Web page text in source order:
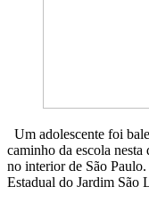
Um adolescente foi
caminho da escola
no interior de São
Estadual do Jardim São